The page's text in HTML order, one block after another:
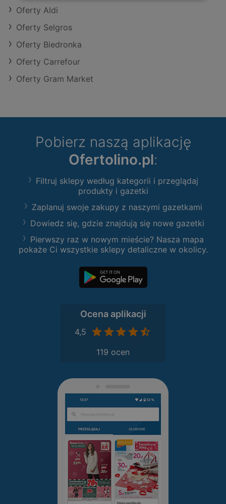
Oferty Aldi
Oferty Selgros
Oferty Biedronka
Oferty Carrefour
Oferty Gram Market
Pobierz naszą aplikację
Ofertolino.pl:
Filtruj sklepy według kategorii i przeglądaj
produkty i gazetki
Zaplanuj swoje zakupy z naszymi gazetkami
Dowiedz się, gdzie znajdują się nowe gazetki
Pierwszy raz w nowym mieście? Nasza mapa
pokaże Ci wszystkie sklepy detaliczne w okolicy.
Ocena aplikacji
4,5
119 ocen